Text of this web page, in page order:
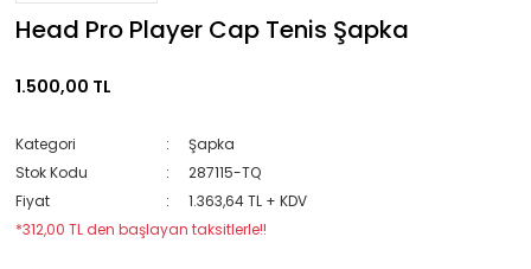
Head Pro Player Cap Tenis Şapka
1.500,00 TL
Kategori
Şapka
Stok Kodu
287115-TQ
Fiyat
1.363,64 TL + KDV
*312,00 TL den başlayan taksitlerle!!